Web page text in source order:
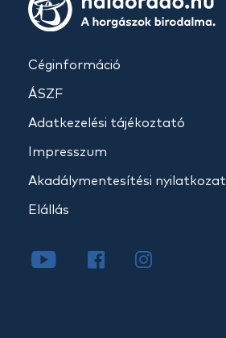
Céginformáció
ÁSZF
Adatkezelési tájékoztató
Impresszum
Akadálymentesítési nyilatkozat
Elállás